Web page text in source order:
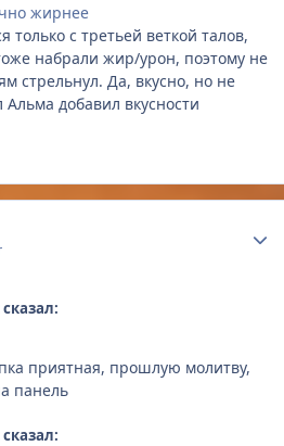
жирнее
с третьей веткой талов,
набрали жир/урон, поэтому не
стрельнул. Да, вкусно, но не
добавил вкусности
приятная, прошлую молитву,
панель